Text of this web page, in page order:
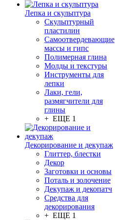
Лепка и скульптура
Скульптурный
пластилин
Самоотвердевающие
массы и гипс
Полимерная глина
Молды и текстуры
Инструменты для
лепки
Лаки, гели,
размягчители для
глины
+ ЕЩЕ 1
Декорирование и декупаж
Глиттер, блестки
Декор
Заготовки и основы
Поталь и золочение
Декупаж и декопатч
Средства для
декорирования
+ ЕЩЕ 1